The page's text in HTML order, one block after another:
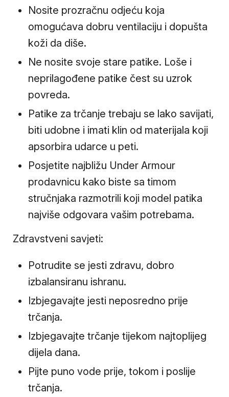
Nosite prozračnu odjeću koja
omogućava dobru ventilaciju i dopušta
koži da diše.
Ne nosite svoje stare patike. Loše i
neprilagođene patike čest su uzrok
povreda.
Patike za trčanje trebaju se lako savijati,
biti udobne i imati klin od materijala koji
apsorbira udarce u peti.
Posjetite najbližu Under Armour
prodavnicu kako biste sa timom
stručnjaka razmotrili koji model patika
najviše odgovara vašim potrebama.
Zdravstveni savjeti:
Potrudite se jesti zdravu, dobro
izbalansiranu ishranu.
Izbjegavajte jesti neposredno prije
trčanja.
Izbjegavajte trčanje tijekom najtoplijeg
dijela dana.
Pijte puno vode prije, tokom i poslije
trčanja.